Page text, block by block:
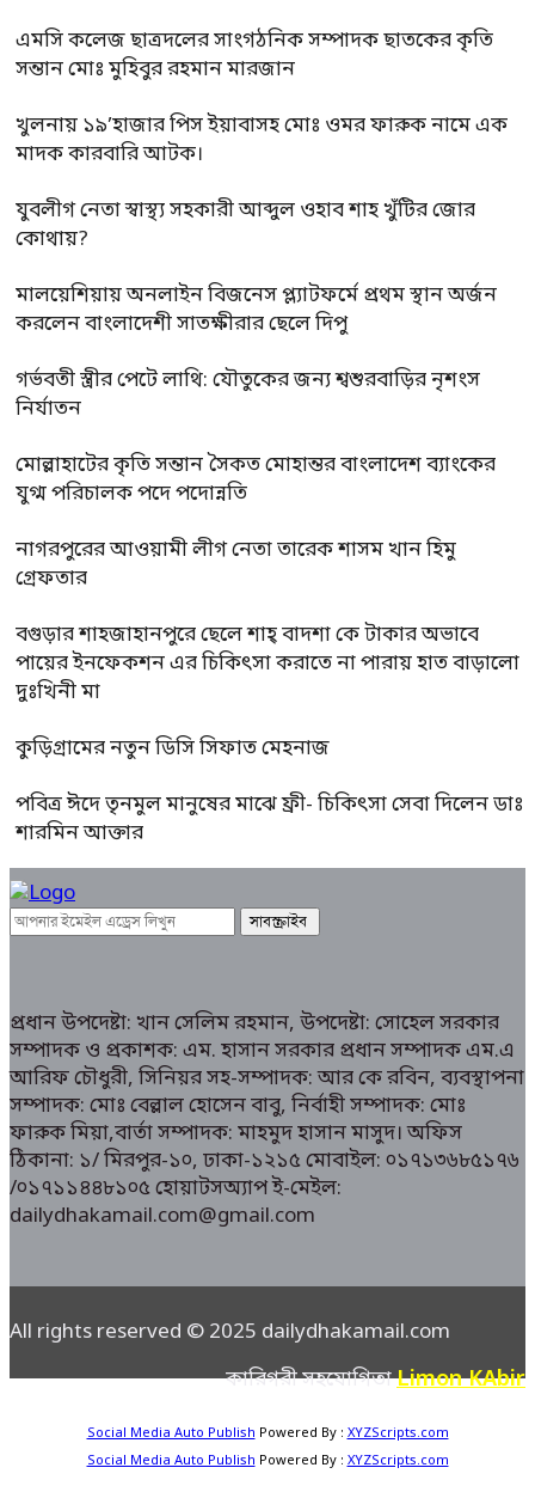
এমসি কলেজ ছাত্রদলের সাংগঠনিক সম্পাদক ছাতকের কৃতি
সন্তান মোঃ মুহিবুর রহমান মারজান
খুলনায় ১৯’হাজার পিস ইয়াবাসহ মোঃ ওমর ফারুক নামে এক
মাদক কারবারি আটক।
যুবলীগ নেতা স্বাস্থ্য সহকারী আব্দুল ওহাব শাহ খুঁটির জোর
কোথায়?
মালয়েশিয়ায় অনলাইন বিজনেস প্ল্যাটফর্মে প্রথম স্থান অর্জন
করলেন বাংলাদেশী সাতক্ষীরার ছেলে দিপু
গর্ভবতী স্ত্রীর পেটে লাথি: যৌতুকের জন্য শ্বশুরবাড়ির নৃশংস
নির্যাতন
মোল্লাহাটের কৃতি সন্তান সৈকত মোহান্তর বাংলাদেশ ব্যাংকের
যুগ্ম পরিচালক পদে পদোন্নতি
নাগরপুরের আওয়ামী লীগ নেতা তারেক শাসম খান হিমু
গ্রেফতার
বগুড়ার শাহজাহানপুরে ছেলে শাহ্ বাদশা কে টাকার অভাবে
পায়ের ইনফেকশন এর চিকিৎসা করাতে না পারায় হাত বাড়ালো
দুঃখিনী মা
কুড়িগ্রামের নতুন ডিসি সিফাত মেহনাজ
পবিত্র ঈদে তৃনমুল মানুষের মাঝে ফ্রী- চিকিৎসা সেবা দিলেন ডাঃ
শারমিন আক্তার
প্রধান উপদেষ্টা: খান সেলিম রহমান, উপদেষ্টা: সোহেল সরকার
সম্পাদক ও প্রকাশক: এম. হাসান সরকার প্রধান সম্পাদক এম.এ
আরিফ চৌধুরী, সিনিয়র সহ-সম্পাদক: আর কে রবিন, ব্যবস্থাপনা
সম্পাদক: মোঃ বেল্লাল হোসেন বাবু, নির্বাহী সম্পাদক: মোঃ
ফারুক মিয়া,বার্তা সম্পাদক: মাহমুদ হাসান মাসুদ। অফিস
ঠিকানা: ১/ মিরপুর-১০, ঢাকা-১২১৫ মোবাইল: ০১৭১৩৬৮৫১৭৬
/০১৭১১৪৪৮১০৫ হোয়াটসঅ্যাপ ই-মেইল:
dailydhakamail.com@gmail.com
All rights reserved © 2025 dailydhakamail.com
কারিগরী সহযোগিতাLimon KAbir
Social Media Auto Publish Powered By : XYZScripts.com
Social Media Auto Publish Powered By : XYZScripts.com